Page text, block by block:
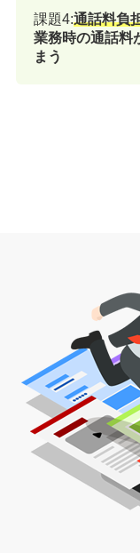
課題4:通話料負
業務時の通話料
まう